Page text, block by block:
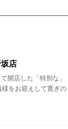
店
開店した「特別な」
をお迎えして寛ぎの